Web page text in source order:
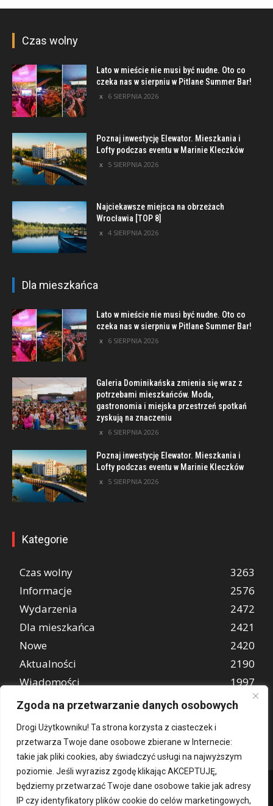
Zgoda na przetwarzanie danych osobowych
Drogi Użytkowniku! Ta strona korzysta z ciasteczek i
przetwarza Twoje dane osobowe zbierane w Internecie:
takie jak pliki cookies, aby świadczyć usługi na najwyższym
poziomie. Jeśli wyrazisz zgodę klikając AKCEPTUJĘ,
będziemy przetwarzać Twoje dane osobowe takie jak adresy
IP czy identyfikatory plików cookie do celów marketingowych,
Czas wolny
Lato w mieście nie musi być nudne. Oto co
czeka nas w sierpniu w Pitlane Summer Bar!
6 SIERPNIA 2026
Poznaj inwestycję Elewator. Mieszkania i
Lofty podczas eventu w Marinie Kleczków
5 SIERPNIA 2026
Najciekawsze miejsca na obrzeżach
Wrocławia [TOP 8]
4 SIERPNIA 2026
Dla mieszkańca
Lato w mieście nie musi być nudne. Oto co
czeka nas w sierpniu w Pitlane Summer Bar!
6 SIERPNIA 2026
Galeria Dominikańska zmienia się wraz z
potrzebami mieszkańców. Moda,
gastronomia i miejska przestrzeń spotkań
zyskują na znaczeniu
6 SIERPNIA 2026
Poznaj inwestycję Elewator. Mieszkania i
Lofty podczas eventu w Marinie Kleczków
5 SIERPNIA 2026
Kategorie
Czas wolny
3263
Informacje
2576
Wydarzenia
2472
Dla mieszkańca
2421
Nowe
2420
Aktualności
2190
Wiadomości
1997
REKLAMA
849